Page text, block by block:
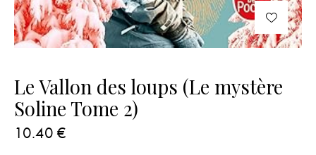
Le Vallon des loups (Le mystère
Soline Tome 2)
10.40 €